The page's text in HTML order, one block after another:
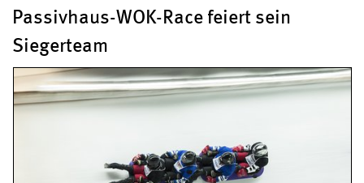
Passivhaus-WOK-Race feiert sein
Siegerteam